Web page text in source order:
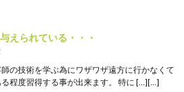
えられている・・・
の技術を学ぶ為にワザワザ遠方に行かなくて
る程度習得する事が出来ます。 特に […][…]